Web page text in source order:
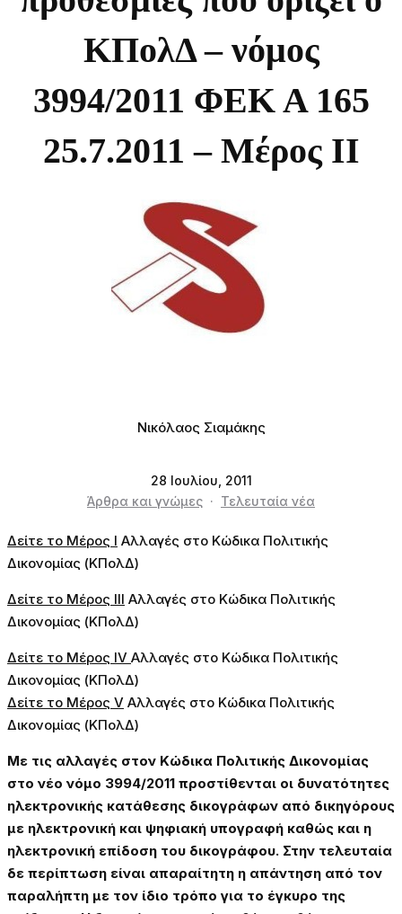
ΚΠολΔ – νόμος
3994/2011 ΦΕΚ Α 165
25.7.2011 – Μέρος ΙI
Νικόλαος Σιαμάκης
28 Ιουλίου, 2011
Άρθρα και γνώμες · Τελευταία νέα
Δείτε το Μέρος Ι Αλλαγές στο Κώδικα Πολιτικής
Δικονομίας (ΚΠολΔ)
Δείτε το Μέρος ΙΙΙ Αλλαγές στο Κώδικα Πολιτικής
Δικονομίας (ΚΠολΔ)
Δείτε το Μέρος IV Αλλαγές στο Κώδικα Πολιτικής
Δικονομίας (ΚΠολΔ)
Δείτε το Μέρος V Αλλαγές στο Κώδικα Πολιτικής
Δικονομίας (ΚΠολΔ)
Με τις αλλαγές στον Κώδικα Πολιτικής Δικονομίας
στο νέο νόμο 3994/2011 προστίθενται οι δυνατότητες
ηλεκτρονικής κατάθεσης δικογράφων από δικηγόρους
με ηλεκτρονική και ψηφιακή υπογραφή καθώς και η
ηλεκτρονική επίδοση του δικογράφου. Στην τελευταία
δε περίπτωση είναι απαραίτητη η απάντηση από τον
παραλήπτη με τον ίδιο τρόπο για το έγκυρο της